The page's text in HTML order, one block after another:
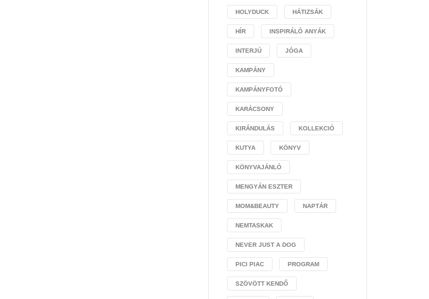
HOLYDUCK HÁTIZSÁK
HÍR INSPIRÁLÓ ANYÁK
INTERJÚ JÓGA
KAMPÁNY
KAMPÁNYFOTÓ
KARÁCSONY
KIRÁNDULÁS KOLLEKCIÓ
KUTYA KÖNYV
KÖNYVAJÁNLÓ
MENGYÁN ESZTER
MOM&BEAUTY NAPTÁR
NEMTASKAK
NEVER JUST A DOG
PICI PIAC PROGRAM
SZÖVÖTT KENDŐ